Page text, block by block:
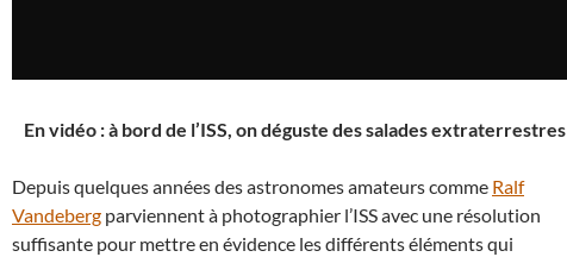
En vidéo : à bord de l’ISS, on déguste des salades extraterrestres
Depuis quelques années des astronomes amateurs comme Ralf
Vandeberg parviennent à photographier l’ISS avec une résolution
suffisante pour mettre en évidence les différents éléments qui